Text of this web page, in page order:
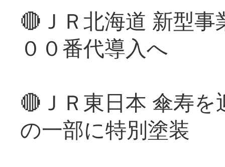
🔴ＪＲ北海道 新型
００番代導入へ
🔴ＪＲ東日本 傘寿
の一部に特別塗装